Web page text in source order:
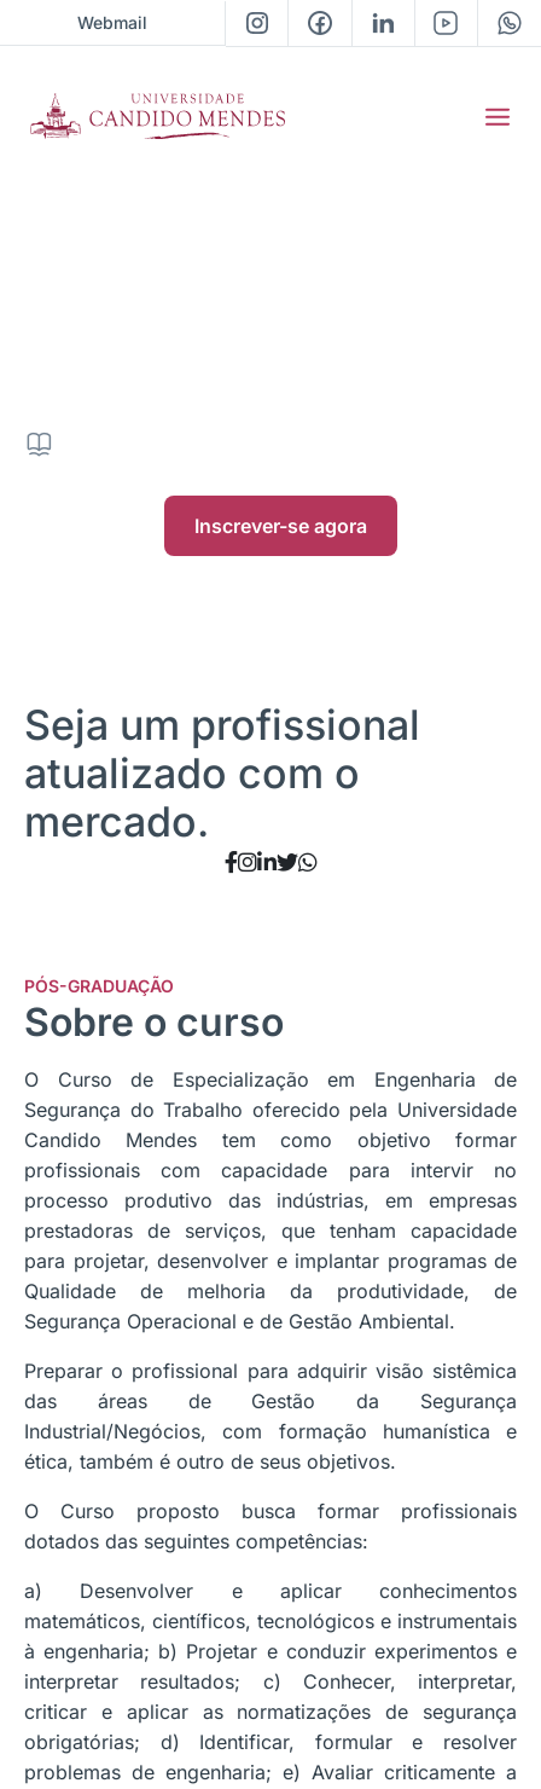
Webmail
Inscrever-se agora
Seja um profissional
atualizado com o
mercado.
PÓS-GRADUAÇÃO
Sobre o curso
O Curso de Especialização em Engenharia de
Segurança do Trabalho oferecido pela Universidade
Candido Mendes tem como objetivo formar
profissionais com capacidade para intervir no
processo produtivo das indústrias, em empresas
prestadoras de serviços, que tenham capacidade
para projetar, desenvolver e implantar programas de
Qualidade de melhoria da produtividade, de
Segurança Operacional e de Gestão Ambiental.
Preparar o profissional para adquirir visão sistêmica
das áreas de Gestão da Segurança
Industrial/Negócios, com formação humanística e
ética, também é outro de seus objetivos.
O Curso proposto busca formar profissionais
dotados das seguintes competências:
a) Desenvolver e aplicar conhecimentos
matemáticos, científicos, tecnológicos e instrumentais
à engenharia; b) Projetar e conduzir experimentos e
interpretar resultados; c) Conhecer, interpretar,
criticar e aplicar as normatizações de segurança
obrigatórias; d) Identificar, formular e resolver
problemas de engenharia; e) Avaliar criticamente a